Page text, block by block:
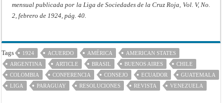
mensual publicada por la Liga de Sociedades de la Cruz Roja, Vol. V, No.
2, febrero de 1924, pág. 40.
Tags 1924 ACUERDO AMÉRICA
AMERICAN STATES
ARGENTINA
ARTICLE BRASIL BUENOS AIRES
CHILE
COLOMBIA
CONFERENCIA CONSEJO ECUADOR
GUATEMALA
LIGA
PARAGUAY RESOLUCIONES REVISTA VENEZUELA